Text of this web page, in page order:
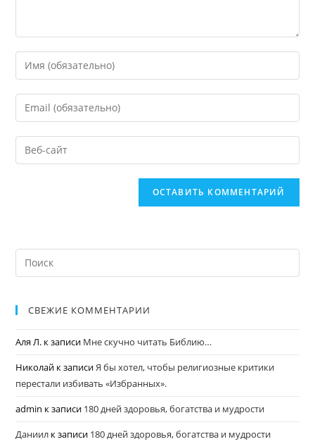
СВЕЖИЕ КОММЕНТАРИИ
Аля Л. к записи Мне скучно читать Библию…
Николай к записиЯ бы хотел, чтобы религиозные критики
перестали избивать «Избранных».
admin к записи 180 дней здоровья, богатства и мудрости
Даниил к записи 180 дней здоровья, богатства и мудрости